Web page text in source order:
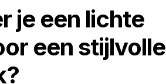
je een lichte
een stijlvolle